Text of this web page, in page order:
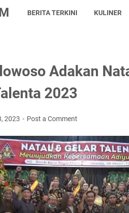
BERITA TERKINI KULINER
Adakan
2023
2023 Post a Comment